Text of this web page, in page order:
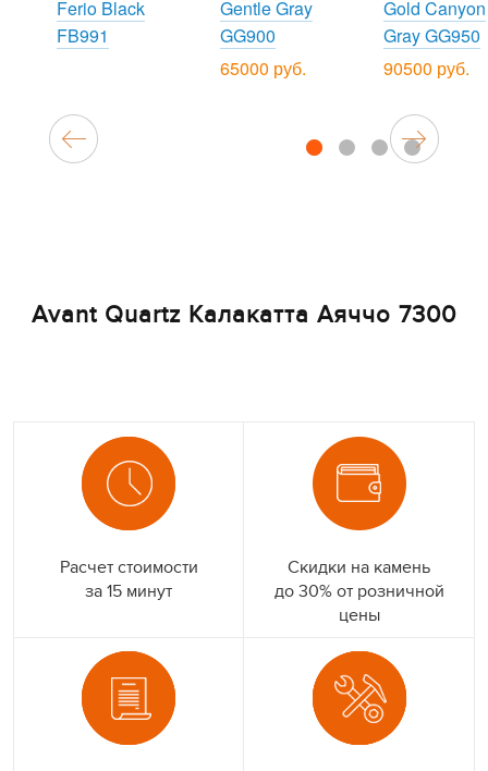
Ferio Black
FB991
Gentle Gray
GG900
65000 руб.
Gold Canyon
Gray GG950
90500 руб.
1 2 3 4
Avant Quartz Калакатта Аяччо 7300
Расчет стоимости
за 15 минут
Скидки на камень
до 30% от розничной
цены